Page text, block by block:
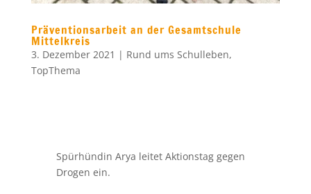
Spürhündin Arya leitet Aktionstag gegen
Drogen ein.
.
.
Mit einem spektakulären Auftritt haben
im Schulprogramm der Gesamtschule
Mittelkreis. Im Rahmen der Projektwoche